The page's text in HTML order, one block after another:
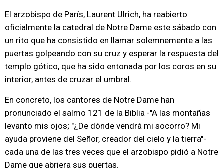
El arzobispo de París, Laurent Ulrich, ha reabierto
oficialmente la catedral de Notre Dame este sábado con
un rito que ha consistido en llamar solemnemente a las
puertas golpeando con su cruz y esperar la respuesta del
templo gótico, que ha sido entonada por los coros en su
interior, antes de cruzar el umbral.
En concreto, los cantores de Notre Dame han
pronunciado el salmo 121 de la Biblia -"A las montañas
levanto mis ojos; "¿De dónde vendrá mi socorro? Mi
ayuda proviene del Señor, creador del cielo y la tierra"-
cada una de las tres veces que el arzobispo pidió a Notre
Dame que abriera sus puertas.